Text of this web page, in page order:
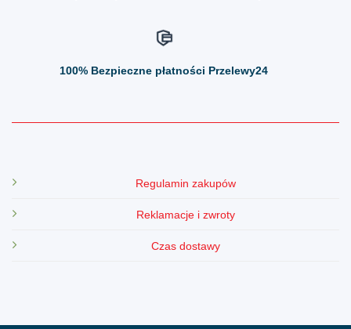
100% Bezpieczne płatności Przelewy24
Regulamin zakupów
Reklamacje i zwroty
Czas dostawy